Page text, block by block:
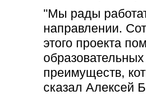
"Мы рады
направлении.
этого проекта
преимуществ,
сказал Алексей